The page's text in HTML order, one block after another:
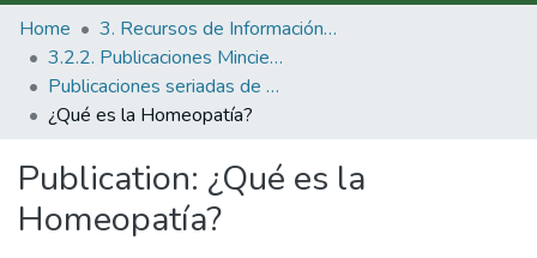
Communities & Collections
All of DSpace
Statistics
Home
3. Recursos de Información Científica y Tecnológica
3.2.2. Publicaciones Minciencias
Publicaciones seriadas de Minciencias
¿Qué es la Homeopatía?
Publication: ¿Qué es la
Homeopatía?